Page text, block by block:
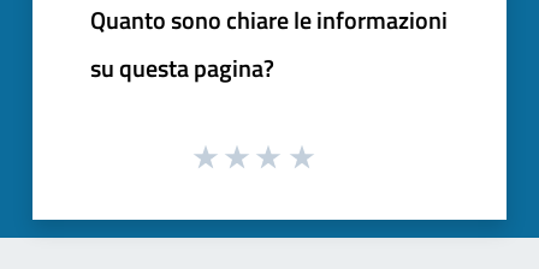
Quanto sono chiare le informazioni
su questa pagina?